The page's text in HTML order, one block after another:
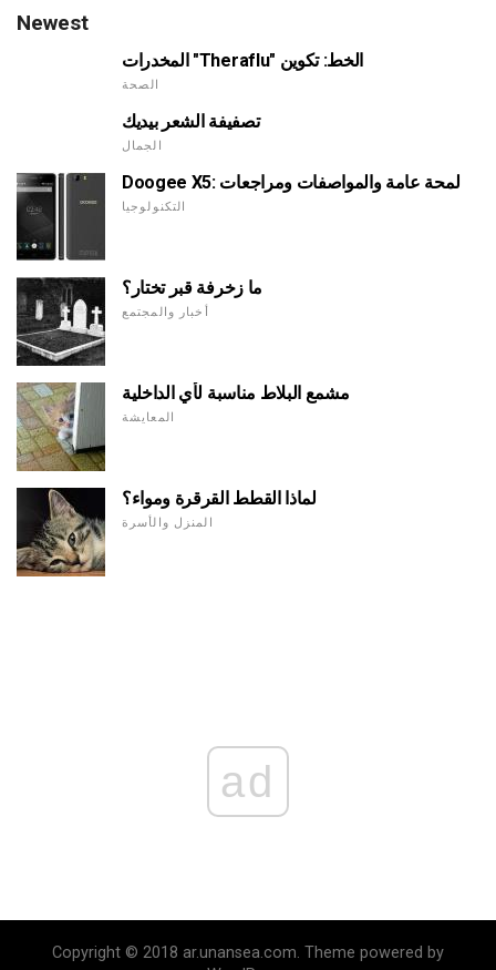
Newest
المخدرات "Theraflu" الخط: تكوين
الصحة
تصفيفة الشعر بيديك
الجمال
Doogee X5: لمحة عامة والمواصفات ومراجعات
التكنولوجيا
ما زخرفة قبر تختار؟
أخبار والمجتمع
مشمع البلاط مناسبة لأي الداخلية
المعايشة
لماذا القطط القرقرة ومواء؟
المنزل والأسرة
ad
Copyright © 2018 ar.unansea.com. Theme powered by